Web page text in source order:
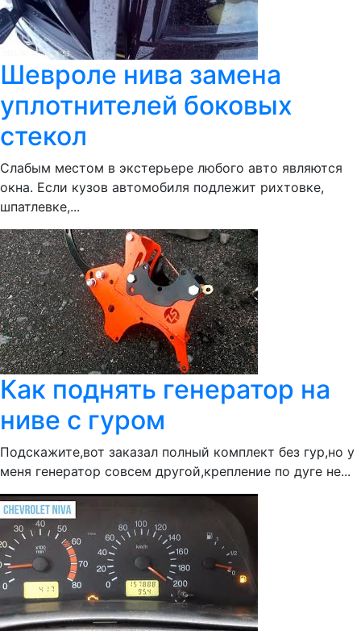
Шевроле нива замена
уплотнителей боковых
стекол
Слабым местом в экстерьере любого авто являются
окна. Если кузов автомобиля подлежит рихтовке,
шпатлевке,...
Как поднять генератор на
ниве с гуром
Подскажите,вот заказал полный комплект без гур,но у
меня генератор совсем другой,крепление по дуге не...